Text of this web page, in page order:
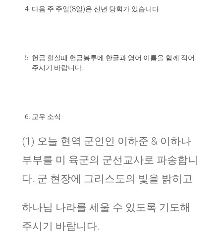
다음 주 주일(8일)은 신년 당회가 있습니다
헌금 할실때 헌금봉투에 한글과 영어 이름을 함께 적어
주시기 바랍니다
교우 소식
(1) 오늘 현역 군인인 이하준 & 이하나
부부를 미 육군의 군선교사로 파송합니
다. 군 현장에 그리스도의 빛을 밝히고
하나님 나라를 세울 수 있도록 기도해
주시기 바랍니다.